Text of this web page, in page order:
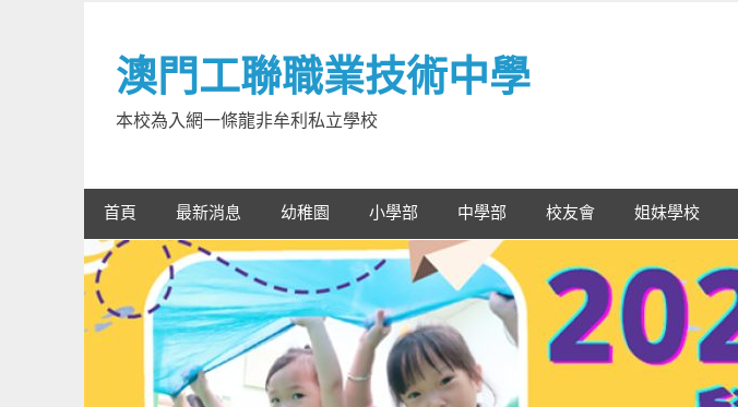
content澳門工聯職業技術中學
本校為入網一條龍非牟利私立學校
首頁 最新消息 幼稚園 小學部 中學部 校友會 姐妹學校